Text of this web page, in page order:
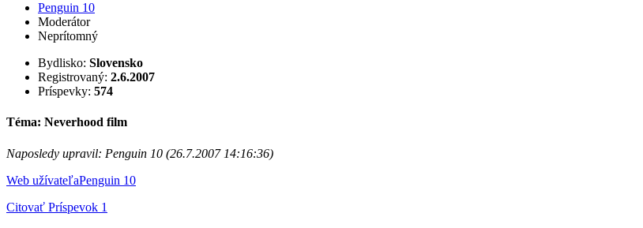
Penguin 10
Moderátor
Neprítomný
Bydlisko: Slovensko
Registrovaný: 2.6.2007
Príspevky: 574
Téma: Neverhood film
Naposledy upravil: Penguin 10 (26.7.2007 14:16:36)
Web užívateľaPenguin 10
Citovať Príspevok 1